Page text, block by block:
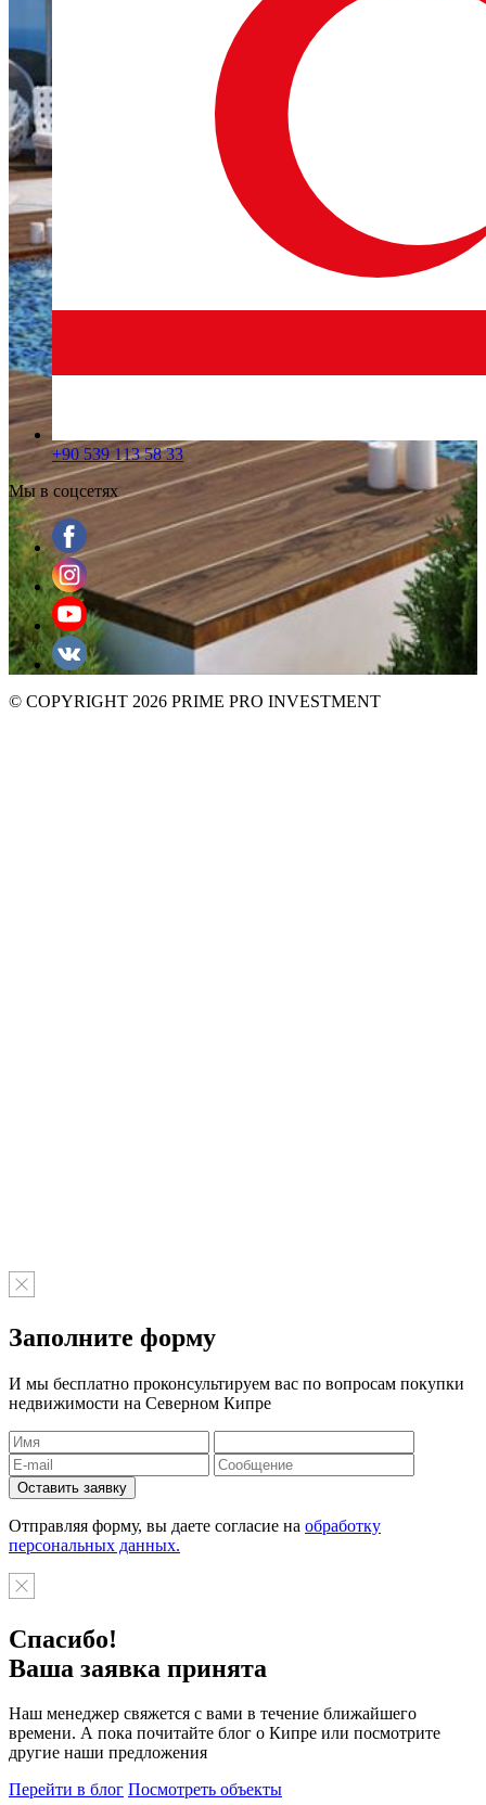
+90 539 113 58 33
Мы в соцсетях
© COPYRIGHT 2026 PRIME PRO INVESTMENT
Заполните форму
И мы бесплатно проконсультируем вас по вопросам покупки
недвижимости на Северном Кипре
Отправляя форму, вы даете согласие на обработку
персональных данных.
Спасибо!
Ваша заявка принята
Наш менеджер свяжется с вами в течение ближайшего
времени. А пока почитайте блог о Кипре или посмотрите
другие наши предложения
Перейти в блог Посмотреть объекты